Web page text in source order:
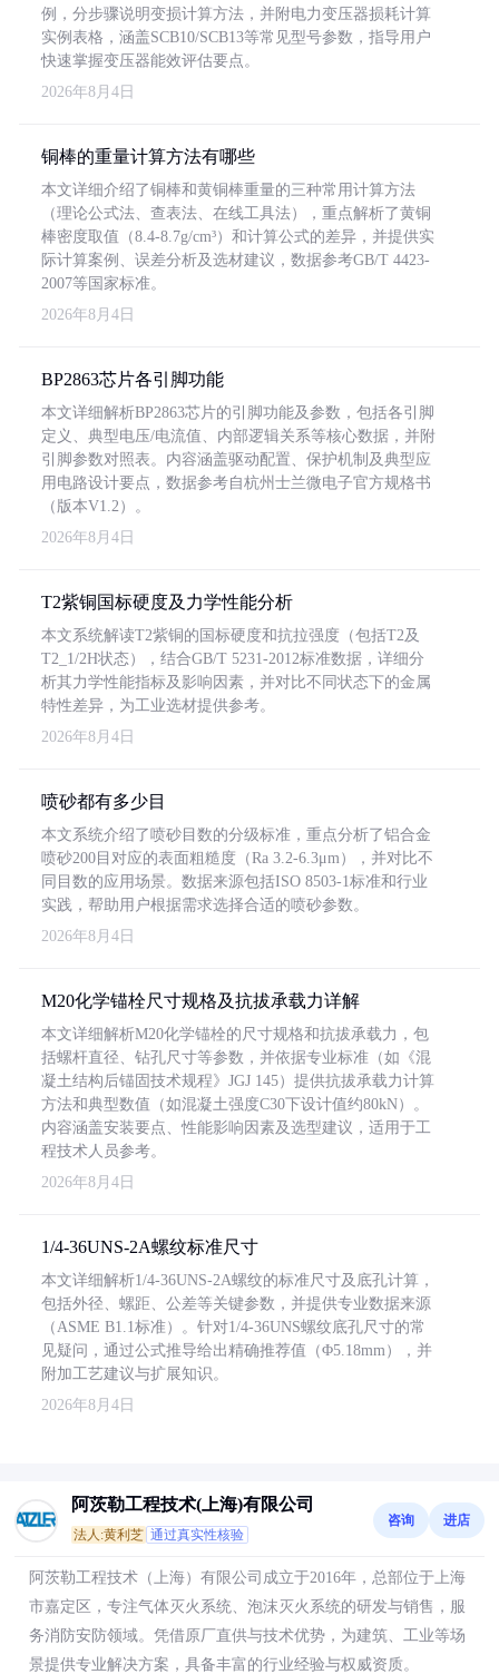
例，分步骤说明变损计算方法，并附电力变压器损耗计算
实例表格，涵盖SCB10/SCB13等常见型号参数，指导用户
快速掌握变压器能效评估要点。
2026年8月4日
铜棒的重量计算方法有哪些
本文详细介绍了铜棒和黄铜棒重量的三种常用计算方法
（理论公式法、查表法、在线工具法），重点解析了黄铜
棒密度取值（8.4-8.7g/cm³）和计算公式的差异，并提供实
际计算案例、误差分析及选材建议，数据参考GB/T 4423-
2007等国家标准。
2026年8月4日
BP2863芯片各引脚功能
本文详细解析BP2863芯片的引脚功能及参数，包括各引脚
定义、典型电压/电流值、内部逻辑关系等核心数据，并附
引脚参数对照表。内容涵盖驱动配置、保护机制及典型应
用电路设计要点，数据参考自杭州士兰微电子官方规格书
（版本V1.2）。
2026年8月4日
T2紫铜国标硬度及力学性能分析
本文系统解读T2紫铜的国标硬度和抗拉强度（包括T2及
T2_1/2H状态），结合GB/T 5231-2012标准数据，详细分
析其力学性能指标及影响因素，并对比不同状态下的金属
特性差异，为工业选材提供参考。
2026年8月4日
喷砂都有多少目
本文系统介绍了喷砂目数的分级标准，重点分析了铝合金
喷砂200目对应的表面粗糙度（Ra 3.2-6.3μm），并对比不
同目数的应用场景。数据来源包括ISO 8503-1标准和行业
实践，帮助用户根据需求选择合适的喷砂参数。
2026年8月4日
M20化学锚栓尺寸规格及抗拔承载力详解
本文详细解析M20化学锚栓的尺寸规格和抗拔承载力，包
括螺杆直径、钻孔尺寸等参数，并依据专业标准（如《混
凝土结构后锚固技术规程》JGJ 145）提供抗拔承载力计算
方法和典型数值（如混凝土强度C30下设计值约80kN）。
内容涵盖安装要点、性能影响因素及选型建议，适用于工
程技术人员参考。
2026年8月4日
1/4-36UNS-2A螺纹标准尺寸
本文详细解析1/4-36UNS-2A螺纹的标准尺寸及底孔计算，
包括外径、螺距、公差等关键参数，并提供专业数据来源
（ASME B1.1标准）。针对1/4-36UNS螺纹底孔尺寸的常
见疑问，通过公式推导给出精确推荐值（Φ5.18mm），并
附加工艺建议与扩展知识。
2026年8月4日
阿茨勒工程技术(上海)有限公司
法人:黄利芝 通过真实性核验
咨询 进店
阿茨勒工程技术（上海）有限公司成立于2016年，总部位于上海
市嘉定区，专注气体灭火系统、泡沫灭火系统的研发与销售，服
务消防安防领域。凭借原厂直供与技术优势，为建筑、工业等场
景提供专业解决方案，具备丰富的行业经验与权威资质。